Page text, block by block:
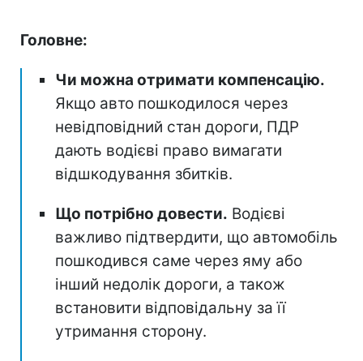
Головне:
Чи можна отримати компенсацію.
Якщо авто пошкодилося через
невідповідний стан дороги, ПДР
дають водієві право вимагати
відшкодування збитків.
Що потрібно довести. Водієві
важливо підтвердити, що автомобіль
пошкодився саме через яму або
інший недолік дороги, а також
встановити відповідальну за її
утримання сторону.